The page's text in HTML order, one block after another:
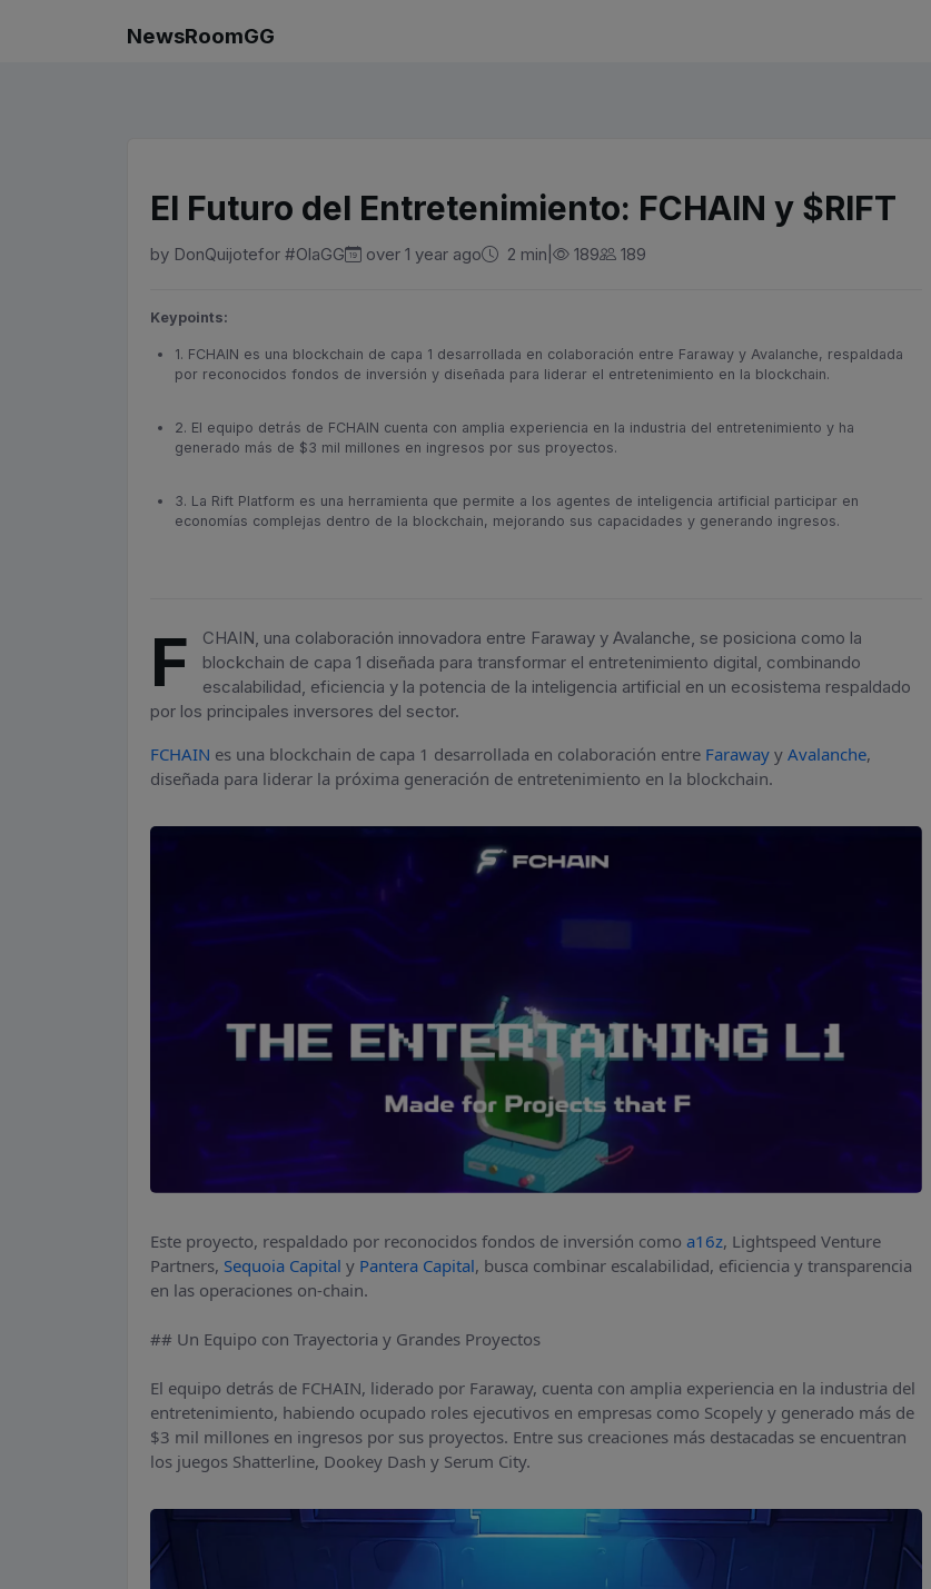
NewsRoomGG
El Futuro del Entretenimiento: FCHAIN y $RIFT
by DonQuijotefor #OlaGG over 1 year ago 2 min 189 189
Keypoints:
1. FCHAIN es una blockchain de capa 1 desarrollada en colaboración entre Faraway y Avalanche, respaldada
por reconocidos fondos de inversión y diseñada para liderar el entretenimiento en la blockchain.
2. El equipo detrás de FCHAIN cuenta con amplia experiencia en la industria del entretenimiento y ha
generado más de $3 mil millones en ingresos por sus proyectos.
3. La Rift Platform es una herramienta que permite a los agentes de inteligencia artificial participar en
economías complejas dentro de la blockchain, mejorando sus capacidades y generando ingresos.
F
CHAIN, una colaboración innovadora entre Faraway y Avalanche, se posiciona como la
blockchain de capa 1 diseñada para transformar el entretenimiento digital, combinando
escalabilidad, eficiencia y la potencia de la inteligencia artificial en un ecosistema respaldado
por los principales inversores del sector.
FCHAIN es una blockchain de capa 1 desarrollada en colaboración entre Faraway y Avalanche,
diseñada para liderar la próxima generación de entretenimiento en la blockchain.
Este proyecto, respaldado por reconocidos fondos de inversión como a16z, Lightspeed Venture
Partners, Sequoia Capital y Pantera Capital, busca combinar escalabilidad, eficiencia y transparencia
en las operaciones on-chain.
## Un Equipo con Trayectoria y Grandes Proyectos
El equipo detrás de FCHAIN, liderado por Faraway, cuenta con amplia experiencia en la industria del
entretenimiento, habiendo ocupado roles ejecutivos en empresas como Scopely y generado más de
$3 mil millones en ingresos por sus proyectos. Entre sus creaciones más destacadas se encuentran
los juegos Shatterline, Dookey Dash y Serum City.